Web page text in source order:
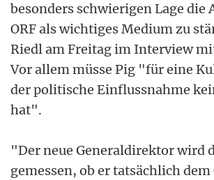
besonders schwierigen Lage die
ORF als wichtiges Medium zu
Riedl am Freitag im Interview
Vor allem müsse Pig "für eine
der politische Einflussnahme
hat".
"Der neue Generaldirektor wird
gemessen, ob er tatsächlich dem